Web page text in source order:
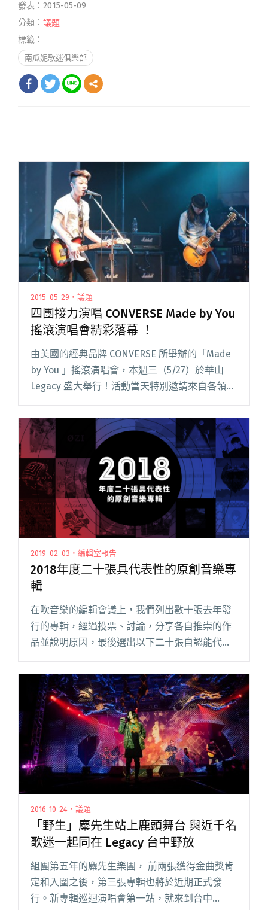
發表：2015-05-09
分類： 議題
標籤：
南瓜妮歌迷俱樂部
2015-05-29・議題
四團接力演唱 CONVERSE Made by You
搖滾演唱會精彩落幕 ！
由美國的經典品牌 CONVERSE 所舉辦的「Made
by You 」搖滾演唱會，本週三（5/27）於華山
Legacy 盛大舉行！活動當天特別邀請來自各領域
鴉師等，各憑著對台灣這座島嶼的深刻記憶閱讀
全文 "四團接力演唱 CONVERSE Made by You 搖
滾演唱會精彩落幕 ！"
2019-02-03・編輯室報告
2018年度二十張具代表性的原創音樂專
輯
在吹音樂的編輯會議上，我們列出數十張去年發
行的專輯，經過投票、討論，分享各自推崇的作
品並說明原因，最後選出以下二十張自認能代表
2018 年度的原創音樂專輯。這次入選的作品有不
少是該音樂人的第二張專輯，包括岑寧兒、
HUSH、皇后皮箱、大象體閱讀全文 "2018年度二
十張具代表性的原創音樂專輯"
2016-10-24・議題
「野生」麋先生站上鹿頭舞台 與近千名
歌迷一起同在 Legacy 台中野放
組團第五年的麋先生樂團， 前兩張獲得金曲獎肯
定和入圍之後，第三張專輯也將於近期正式發
行。新專輯巡迴演唱會第一站，就來到台中